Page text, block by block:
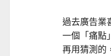
過去廣告業
一個「痛點
再用猜測的